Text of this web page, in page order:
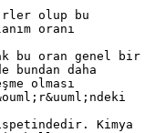
olup bu
oranı
bu oran genel bir
daha
olması
Kimya